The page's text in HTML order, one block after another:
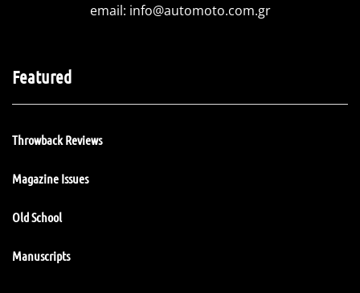
email: info@automoto.com.gr
Featured
Throwback Reviews
Magazine Issues
Old School
Manuscripts